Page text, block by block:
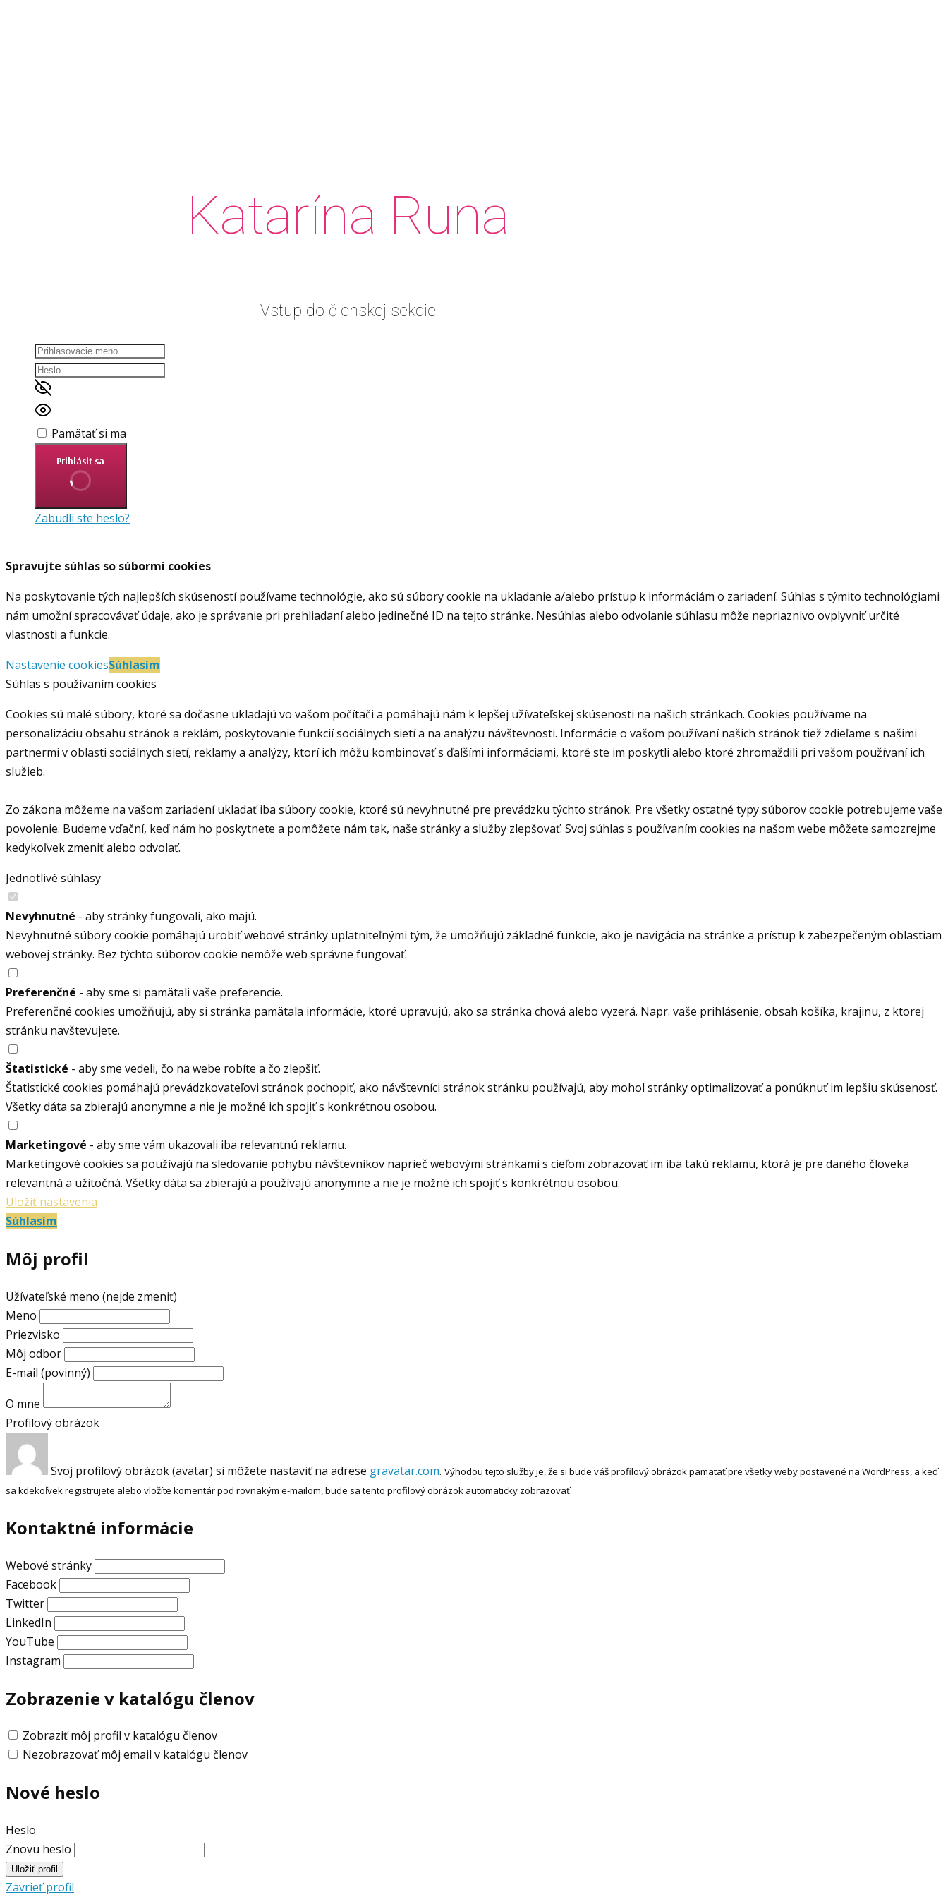
Katarína Runa
Vstup do členskej sekcie
Pamätať si ma
Prihlásiť sa
Zabudli ste heslo?
Spravujte súhlas so súbormi cookies
Na poskytovanie tých najlepších skúseností používame technológie, ako sú súbory cookie na ukladanie a/alebo prístup k informáciám o zariadení. Súhlas s týmito technológiami
nám umožní spracovávať údaje, ako je správanie pri prehliadaní alebo jedinečné ID na tejto stránke. Nesúhlas alebo odvolanie súhlasu môže nepriaznivo ovplyvniť určité
vlastnosti a funkcie.
Nastavenie cookiesSúhlasím
Súhlas s používaním cookies
Cookies sú malé súbory, ktoré sa dočasne ukladajú vo vašom počítači a pomáhajú nám k lepšej užívateľskej skúsenosti na našich stránkach. Cookies používame na
personalizáciu obsahu stránok a reklám, poskytovanie funkcií sociálnych sietí a na analýzu návštevnosti. Informácie o vašom používaní našich stránok tiež zdieľame s našimi
partnermi v oblasti sociálnych sietí, reklamy a analýzy, ktorí ich môžu kombinovať s ďalšími informáciami, ktoré ste im poskytli alebo ktoré zhromaždili pri vašom používaní ich
služieb.
Zo zákona môžeme na vašom zariadení ukladať iba súbory cookie, ktoré sú nevyhnutné pre prevádzku týchto stránok. Pre všetky ostatné typy súborov cookie potrebujeme vaše
povolenie. Budeme vďační, keď nám ho poskytnete a pomôžete nám tak, naše stránky a služby zlepšovať. Svoj súhlas s používaním cookies na našom webe môžete samozrejme
kedykoľvek zmeniť alebo odvolať.
Jednotlivé súhlasy
Nevyhnutné - aby stránky fungovali, ako majú.
Nevyhnutné súbory cookie pomáhajú urobiť webové stránky uplatniteľnými tým, že umožňujú základné funkcie, ako je navigácia na stránke a prístup k zabezpečeným oblastiam
webovej stránky. Bez týchto súborov cookie nemôže web správne fungovať.
Preferenčné - aby sme si pamätali vaše preferencie.
Preferenčné cookies umožňujú, aby si stránka pamätala informácie, ktoré upravujú, ako sa stránka chová alebo vyzerá. Napr. vaše prihlásenie, obsah košíka, krajinu, z ktorej
stránku navštevujete.
Štatistické - aby sme vedeli, čo na webe robíte a čo zlepšiť.
Štatistické cookies pomáhajú prevádzkovateľovi stránok pochopiť, ako návštevníci stránok stránku používajú, aby mohol stránky optimalizovať a ponúknuť im lepšiu skúsenosť.
Všetky dáta sa zbierajú anonymne a nie je možné ich spojiť s konkrétnou osobou.
Marketingové - aby sme vám ukazovali iba relevantnú reklamu.
Marketingové cookies sa používajú na sledovanie pohybu návštevníkov naprieč webovými stránkami s cieľom zobrazovať im iba takú reklamu, ktorá je pre daného človeka
relevantná a užitočná. Všetky dáta sa zbierajú a používajú anonymne a nie je možné ich spojiť s konkrétnou osobou.
Uložiť nastavenia
Súhlasím
Môj profil
Užívateľské meno (nejde zmeniť)
Meno
Priezvisko
Môj odbor
E-mail (povinný)
O mne
Profilový obrázok
Svoj profilový obrázok (avatar) si môžete nastaviť na adrese gravatar.com. Výhodou tejto služby je, že si bude váš profilový obrázok pamätať pre všetky weby postavené na WordPress, a keď
sa kdekoľvek registrujete alebo vložíte komentár pod rovnakým e-mailom, bude sa tento profilový obrázok automaticky zobrazovať.
Kontaktné informácie
Webové stránky
Facebook
Twitter
LinkedIn
YouTube
Instagram
Zobrazenie v katalógu členov
Zobraziť môj profil v katalógu členov
Nezobrazovať môj email v katalógu členov
Nové heslo
Heslo
Znovu heslo
Zavrieť profil